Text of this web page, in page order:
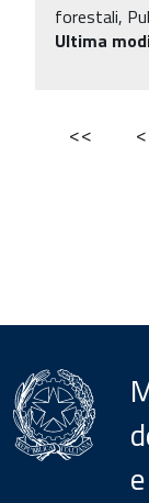
forestali,
Ultima
<< <